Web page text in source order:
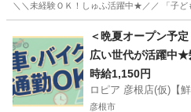
＼＼未経験ＯＫ！しゅふ活躍中★／／ 「子ど
コンビニ
＜晩夏オープン予
広い世代が活躍中
きる！ロピアの【鮮
時給1,150円
ロピア 彦根店(仮)【
彦根市